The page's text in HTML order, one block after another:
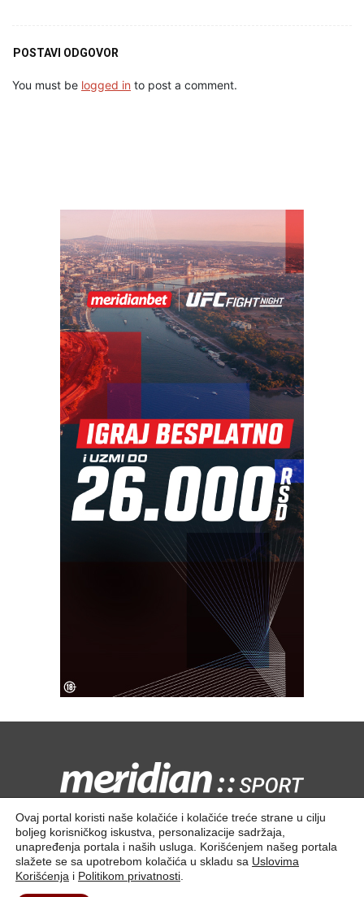
POSTAVI ODGOVOR
You must be logged in to post a comment.
Kontaktirajte nas:redakcija@meridiansport.rs
Ovaj portal koristi naše kolačiće i kolačiće treće strane u cilju
boljeg korisničkog iskustva, personalizacije sadržaja,
unapređenja portala i naših usluga. Korišćenjem našeg portala
slažete se sa upotrebom kolačića u skladu sa Uslovima
Korišćenja i Politikom privatnosti